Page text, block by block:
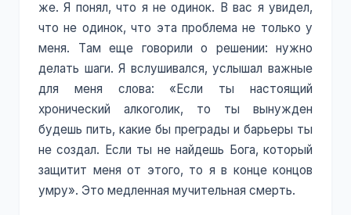
же. Я понял, что я не одинок. В вас я увидел,
что не одинок, что эта проблема не только у
меня. Там еще говорили о решении: нужно
делать шаги. Я вслушивался, услышал важные
для меня слова: «Если ты настоящий
хронический алкоголик, то ты вынужден
будешь пить, какие бы преграды и барьеры ты
не создал. Если ты не найдешь Бога, который
защитит меня от этого, то я в конце концов
умру». Это медленная мучительная смерть.